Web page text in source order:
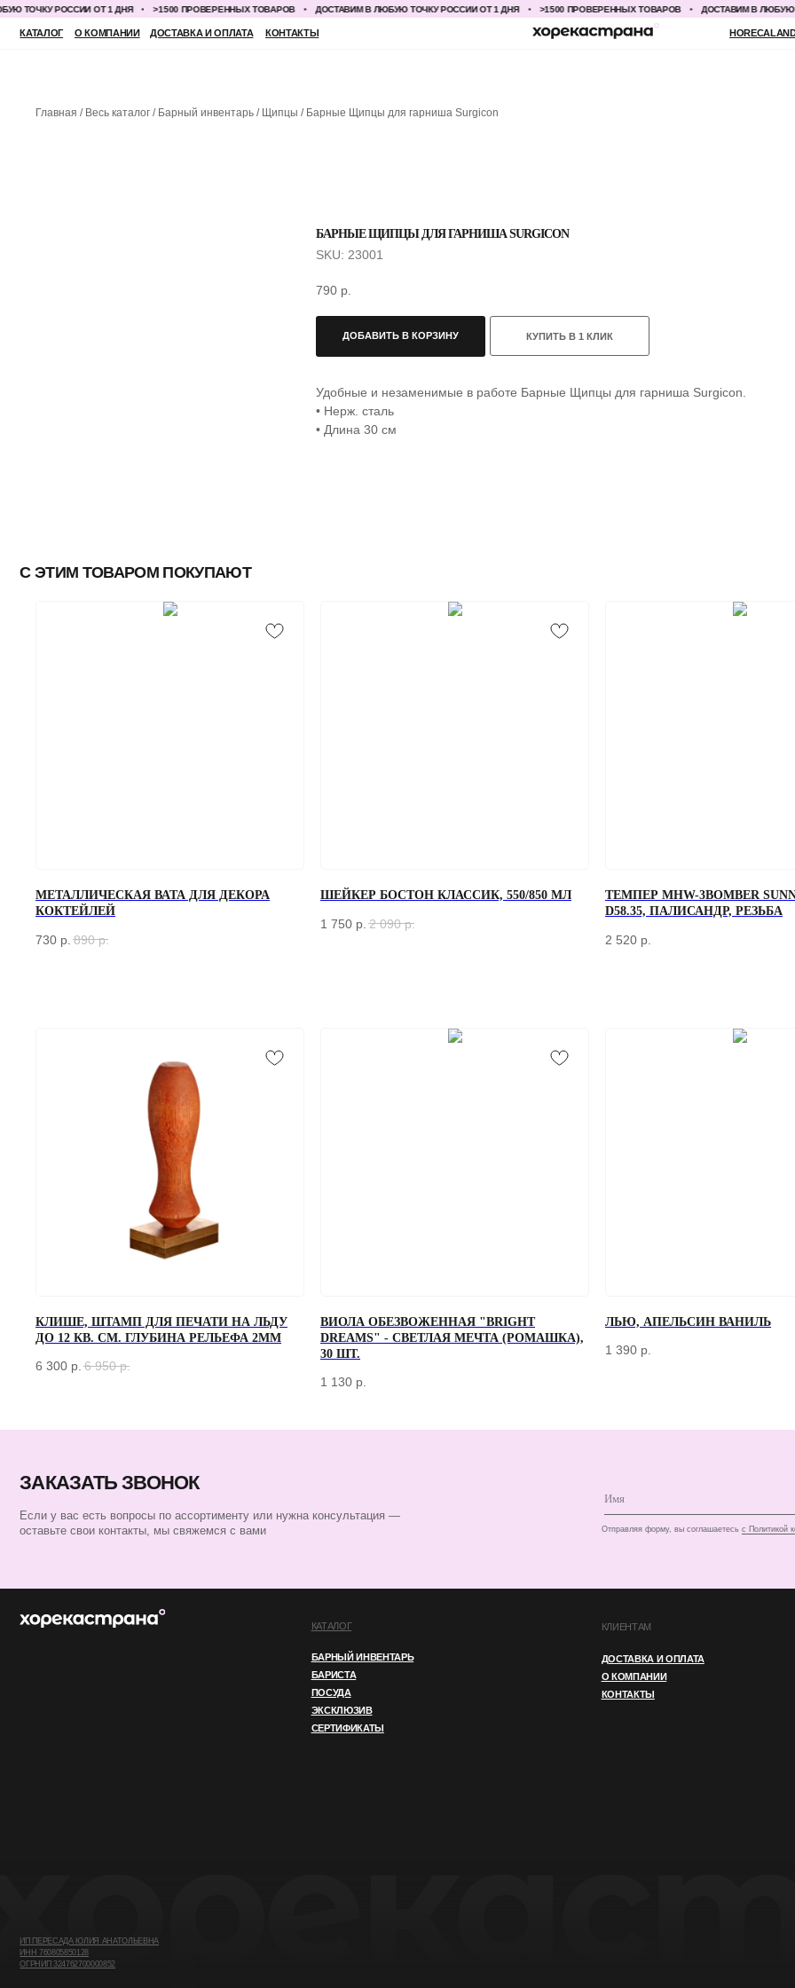
РОССИИ ОТ 1 ДНЯ >1500 ПРОВЕРЕННЫХ ТОВАРОВ ДОСТАВИМ В ЛЮБУЮ ТОЧКУ РОССИИ ОТ 1 ДНЯ >1500 ПРОВЕРЕННЫХ ТОВАРОВ ДОСТАВИМ В ЛЮБУЮ
КАТАЛОГ О КОМПАНИИ ДОСТАВКА И ОПЛАТА КОНТАКТЫ HORECALAND@YANDEX.RU
Главная Весь каталог Барный инвентарь Щипцы Барные Щипцы для гарниша Surgicon
БАРНЫЕ ЩИПЦЫ ДЛЯ ГАРНИША SURGICON
SKU: 23001
790 р.
ДОБАВИТЬ В КОРЗИНУ КУПИТЬ В 1 КЛИК
Удобные и незаменимые в работе Барные Щипцы для гарниша Surgicon.
• Нерж. сталь
• Длина 30 см
МЕТАЛЛИЧЕСКАЯ ВАТА ДЛЯ ДЕКОРА
КОКТЕЙЛЕЙ
730 р. 890 р.
ШЕЙКЕР БОСТОН КЛАССИК, 550/850 МЛ
1 750 р. 2 090 р.
ТЕМПЕР MHW-3BOMBER
D58.35, ПАЛИСАНДР, РЕЗЬБА
2 520 р.
КЛИШЕ, ШТАМП ДЛЯ ПЕЧАТИ НА ЛЬДУ
ДО 12 КВ. СМ. ГЛУБИНА РЕЛЬЕФА 2ММ
6 300 р. 6 950 р.
ВИОЛА ОБЕЗВОЖЕННАЯ "BRIGHT
DREAMS" - СВЕТЛАЯ МЕЧТА (РОМАШКА),
30 ШТ.
1 130 р.
ЛЬЮ, АПЕЛЬСИН ВАНИЛЬ
1 390 р.
Если у вас есть вопросы по ассортименту или нужна консультация —
оставьте свои контакты, мы свяжемся с вами
с Политикой конфиденциальности и
ЗАКАЗАТЬ ЗВОНОК